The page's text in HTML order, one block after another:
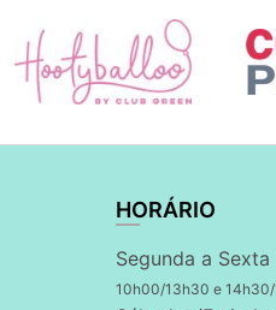
HORÁRIO
Segunda a Sexta
10h00/13h30 e